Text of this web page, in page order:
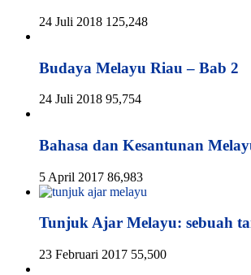
24 Juli 2018 125,248
Budaya Melayu Riau – Bab 2
24 Juli 2018 95,754
Bahasa dan Kesantunan
5 April 2017 86,983
Tunjuk Ajar Melayu: sebuah
23 Februari 2017 55,500